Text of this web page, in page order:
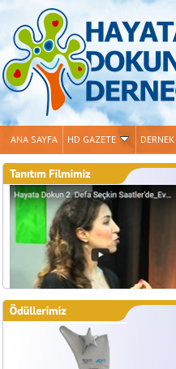
ANA SAYFA HD GAZETE DERNEK